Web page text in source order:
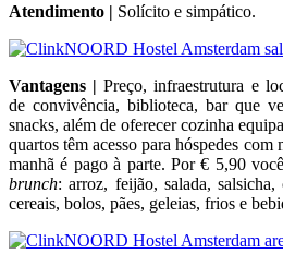
Atendimento | Solícito e simpático.
Vantagens | Preço, infraestrutura e
de convivência, biblioteca, bar que
snacks, além de oferecer cozinha
quartos têm acesso para hóspedes
manhã é pago à parte. Por € 5,90
brunch: arroz, feijão, salada,
cereais, bolos, pães, geleias, frios e